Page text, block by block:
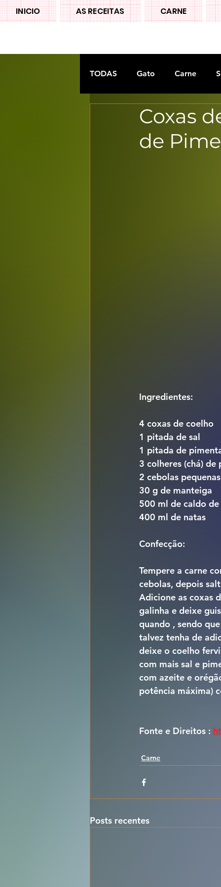
INICIO AS RECEITAS CARNE
TODAS Gato Carne
Doces tradiconais
Coxas
de
Ingredientes:
4 coxas de coelho
1 pitada de sal
1 pitada de
3 colheres (chá)
2 cebolas pequenas
30 g de manteiga
500 ml de caldo
400 ml de natas
Confecção:
Tempere a carne
cebolas, depois
Adicione as coxas
galinha e deixe
quando , sendo
talvez tenha de
deixe o coelho
com mais sal e
com azeite e
potência máxima)
Fonte e Direitos :
Carne
Posts recentes